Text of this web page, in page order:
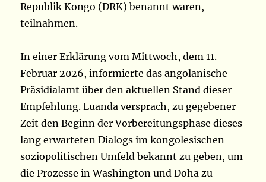
Republik Kongo (DRK) benannt waren,
teilnahmen.
In einer Erklärung vom Mittwoch, dem 11.
Februar 2026, informierte das angolanische
Präsidialamt über den aktuellen Stand dieser
Empfehlung. Luanda versprach, zu gegebener
Zeit den Beginn der Vorbereitungsphase dieses
lang erwarteten Dialogs im kongolesischen
soziopolitischen Umfeld bekannt zu geben, um
die Prozesse in Washington und Doha zu